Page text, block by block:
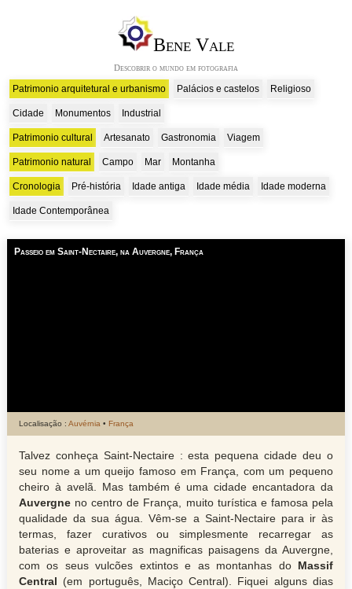
Bene Vale
Descobrir o mundo em fotografia
Patrimonio arquitetural e urbanismo Palácios e castelos Religioso
Cidade Monumentos Industrial
Patrimonio cultural Artesanato Gastronomia Viagem
Patrimonio natural Campo Mar Montanha
Cronologia Pré-história Idade antiga Idade média Idade moderna
Idade Contemporânea
Passeio em Saint-Nectaire, na Auvergne, França
Localisação : Auvérnia • França
Talvez conheça Saint-Nectaire : esta pequena cidade deu o
seu nome a um queijo famoso em França, com um pequeno
cheiro à avelã. Mas também é uma cidade encantadora da
Auvergneno centro de França, muito turística e famosa pela
qualidade da sua água. Vêm-se a Saint-Nectaire para ir às
termas, fazer curativos ou simplesmente recarregar as
baterias e aproveitar as magnificas paisagens da Auvergne,
com os seus vulcões extintos e as montanhas do Massif
Central (em português, Maciço Central). Fiquei alguns dias